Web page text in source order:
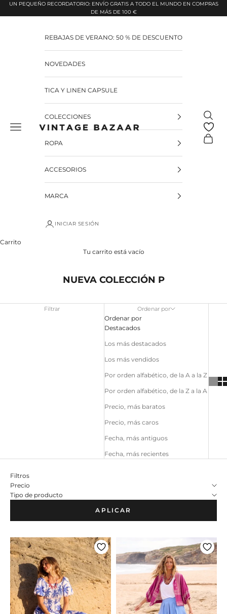
Pular para o conteúdo
UN PEQUEÑO RECORDATORIO: ENVÍO GRATIS A TODO EL MUNDO EN COMPRAS
DE MÁS DE 100 €
Vintage Bazaar
REBAJAS DE VERANO: 50 % DE DESCUENTO
NOVEDADES
TICA Y LINEN CAPSULE
COLECCIONES
ROPA
ACCESORIOS
MARCA
INICIAR SESIÓN
Carrito
Tu carrito está vacío
NUEVA COLECCIÓN P
Filtrar Ordenar por
Ordenar por
Destacados
Los más destacados
Los más vendidos
Por orden alfabético, de la A a la Z
Por orden alfabético, de la Z a la A
Precio, más baratos
Precio, más caros
Fecha, más antiguos
Fecha, más recientes
Filtros
Precio
Tipo de producto
APLICAR